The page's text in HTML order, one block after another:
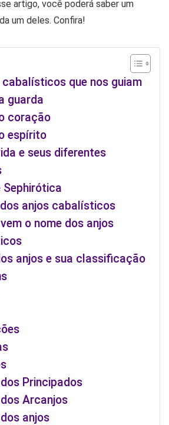
artigo, você poderá saber um
um deles. Confira!
que nos guiam
guarda
coração
espírito
e seus diferentes
Sephirótica
anjos cabalísticos
vem o nome dos anjos
anjos e sua classificação
Principados
Arcanjos
anjos